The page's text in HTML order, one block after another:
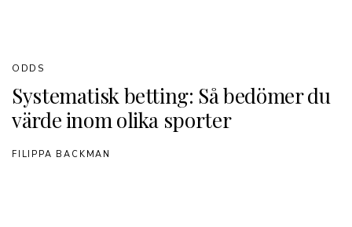
Systematisk betting: Så bedömer du
värde inom olika sporter
ODDS
FILIPPA BACKMAN